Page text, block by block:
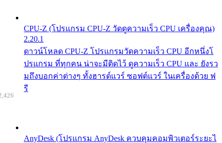
CPU-Z (โปรแกรม CPU-Z วัดดูความเร็ว CPU เครื่องคุณ)
2.20.1
ดาวน์โหลด CPU-Z โปรแกรมวัดความเร็ว CPU อีกหนึ่งโ
ปรแกรม ที่ทุกคน น่าจะมีติดไว้ ดูความเร็ว CPU และ ยังรว
มถึงบอกค่าต่างๆ ทั้งฮารด์แวร์ ซอฟต์แวร์ ในเครื่องด้วย ฟ
รี
AnyDesk (โปรแกรม AnyDesk ควบคุมคอมพิวเตอร์ระยะไ